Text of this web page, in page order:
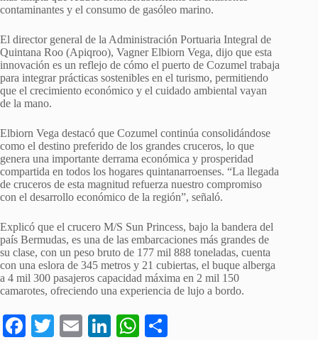
contaminantes y el consumo de gasóleo marino.
El director general de la Administración Portuaria Integral de
Quintana Roo (Apiqroo), Vagner Elbiorn Vega, dijo que esta
innovación es un reflejo de cómo el puerto de Cozumel trabaja
para integrar prácticas sostenibles en el turismo, permitiendo
que el crecimiento económico y el cuidado ambiental vayan
de la mano.
Elbiorn Vega destacó que Cozumel continúa consolidándose
como el destino preferido de los grandes cruceros, lo que
genera una importante derrama económica y prosperidad
compartida en todos los hogares quintanarroenses. “La llegada
de cruceros de esta magnitud refuerza nuestro compromiso
con el desarrollo económico de la región”, señaló.
Explicó que el crucero M/S Sun Princess, bajo la bandera del
país Bermudas, es una de las embarcaciones más grandes de
su clase, con un peso bruto de 177 mil 888 toneladas, cuenta
con una eslora de 345 metros y 21 cubiertas, el buque alberga
a 4 mil 300 pasajeros capacidad máxima en 2 mil 150
camarotes, ofreciendo una experiencia de lujo a bordo.
Fa T
E
Li
W